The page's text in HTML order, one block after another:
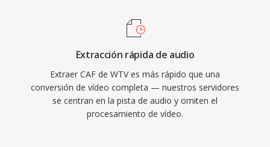
integradas de Windows. Aunque Windows
Media Center fue descontinuado después de
8), los archivos WTV permanecen en archivos
de medios personales y pueden procesarse
con herramientas de vídeo de terceros.
comprimida. El framework Core Audio de Apple
garantizando una reproducción de baja latencia
en aplicaciones profesionales como Logic Pro
y Final Cut Pro. Para flujos de trabajo del
ecosistema Apple qué requieren versatilidad y
Extracción rápida de audio
Extraer CAF de WTV es más rápido que una
conversión de vídeo completa — nuestros servidores
se centran en la pista de audio y omiten el
procesamiento de vídeo.